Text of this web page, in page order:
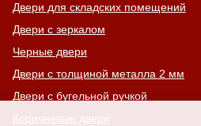
Двери для складских помещений
Двери с зеркалом
Черные двери
Двери с толщиной металла 2 мм
Двери с бугельной ручкой
Коричневые двери